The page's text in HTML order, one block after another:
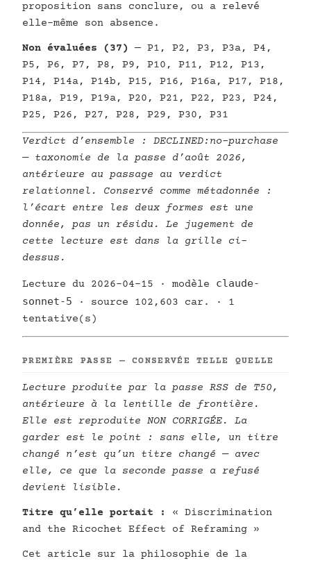
proposition sans conclure, ou a relevé
elle-même son absence.
Non évaluées (37) — P1, P2, P3, P3a, P4,
P5, P6, P7, P8, P9, P10, P11, P12, P13,
P14, P14a, P14b, P15, P16, P16a, P17, P18,
P18a, P19, P19a, P20, P21, P22, P23, P24,
P25, P26, P27, P28, P29, P30, P31
Verdict d’ensemble : DECLINED:no-purchase
— taxonomie de la passe d’août 2026,
antérieure au passage au verdict
relationnel. Conservé comme métadonnée :
l’écart entre les deux formes est une
donnée, pas un résidu. Le jugement de
cette lecture est dans la grille ci-
dessus.
Lecture du 2026-04-15 · modèle claude-
sonnet-5 · source 102,603 car. · 1
tentative(s)
PREMIÈRE PASSE — CONSERVÉE TELLE QUELLE
Lecture produite par la passe RSS de T50,
antérieure à la lentille de frontière.
Elle est reproduite NON CORRIGÉE. La
garder est le point : sans elle, un titre
changé n’est qu’un titre changé — avec
elle, ce que la seconde passe a refusé
devient lisible.
Titre qu’elle portait :
« Discrimination
and the Ricochet Effect of Reframing »
Cet article sur la philosophie de la